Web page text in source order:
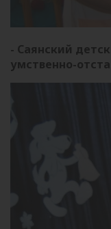
- Саянский
умственно-